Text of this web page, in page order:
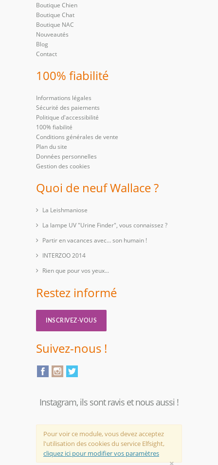
Boutique Chien
Boutique Chat
Boutique NAC
Nouveautés
Blog
Contact
100% fiabilité
Informations légales
Sécurité des paiements
Politique d'accessibilité
100% fiabilité
Conditions générales de vente
Plan du site
Données personnelles
Gestion des cookies
Quoi de neuf Wallace ?
La Leishmaniose
La lampe UV "Urine Finder", vous connaissez ?
Partir en vacances avec… son humain !
INTERZOO 2014
Rien que pour vos yeux...
Restez informé
INSCRIVEZ-VOUS
Suivez-nous !
Instagram, ils sont ravis et nous aussi !
Pour voir ce module, vous devez acceptez
l'utilisation des cookies du service Elfsight,
cliquez ici pour modifier vos paramètres
×